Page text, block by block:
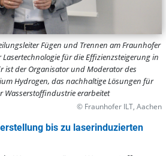
Fügen und Trennen am Fraunhofer
für die Effizienzsteigerung in
ist der Organisator und Moderator des
Hydrogen, das nachhaltige Lösungen für
Wasserstoffindustrie erarbeitet
© Fraunhofer ILT, Aachen
bis zu laserinduzierten